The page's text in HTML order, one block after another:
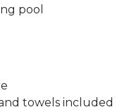
pool
towels included